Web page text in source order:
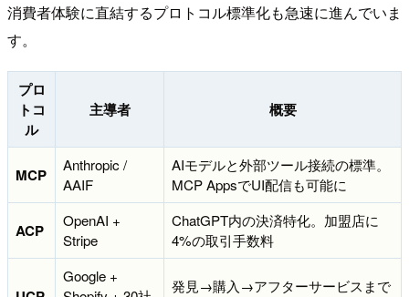
消費者体験に直結するプロトコル標準化も急速に進んでいま
す。
プロ
トコ
ル
主導者 概要
MCP
Anthropic /
AAIF
AIモデルと外部ツール接続の標準。
MCP AppsでUI配信も可能に
ACP
OpenAI +
Stripe
ChatGPT内の決済特化。加盟店に
4%の取引手数料
Google +
発見→購入→アフターサービスまで